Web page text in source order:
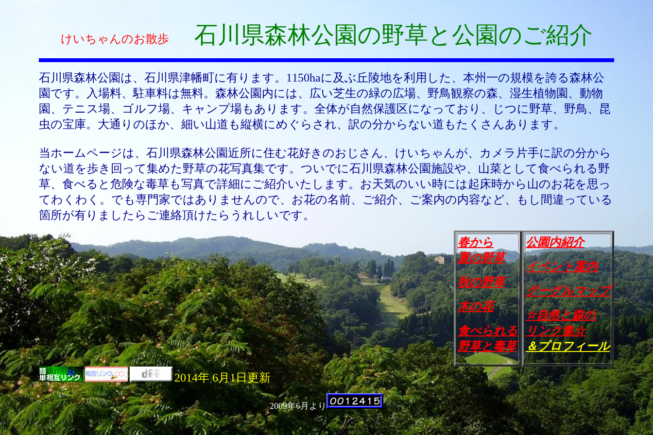
けいちゃんのお散歩 石川県森林公園の野草と公園のご紹介
石川県森林公園は、石川県津幡町に有ります。1150haに及ぶ丘陵地を利用した、本州一の規模を誇る森林公
園です。入場料、駐車料は無料。森林公園内には、広い芝生の緑の広場、野鳥観察の森、湿生植物園、動物
園、テニス場、ゴルフ場、キャンプ場もあります。全体が自然保護区になっており、じつに野草、野鳥、昆
虫の宝庫。大通りのほか、細い山道も縦横にめぐらされ、訳の分からない道もたくさんあります。
当ホームページは、石川県森林公園近所に住む花好きのおじさん、けいちゃんが、カメラ片手に訳の分から
ない道を歩き回って集めた野草の花写真集です。ついでに石川県森林公園施設や、山菜として食べられる野
草、食べると危険な毒草も写真で詳細にご紹介いたします。お天気のいい時には起床時から山のお花を思っ
てわくわく。でも専門家ではありませんので、お花の名前、ご紹介、ご案内の内容など、もし間違っている
箇所が有りましたらご連絡頂けたらうれしいです。
公園内紹介
イベント案内
グーグルマップ
☆自然と森の
リンク集☆
＆プロフィール
春から
夏の野草
秋の野草
木の花
食べられる
野草と毒草
2014年 6月1日更新
2009年6月より